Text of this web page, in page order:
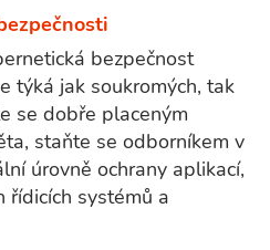
bezpečnost
týká jak soukromých, tak
se dobře placeným
staňte se odborníkem v
úrovně ochrany aplikací,
řídicích systémů a